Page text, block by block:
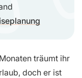
träumt ihr
doch er ist